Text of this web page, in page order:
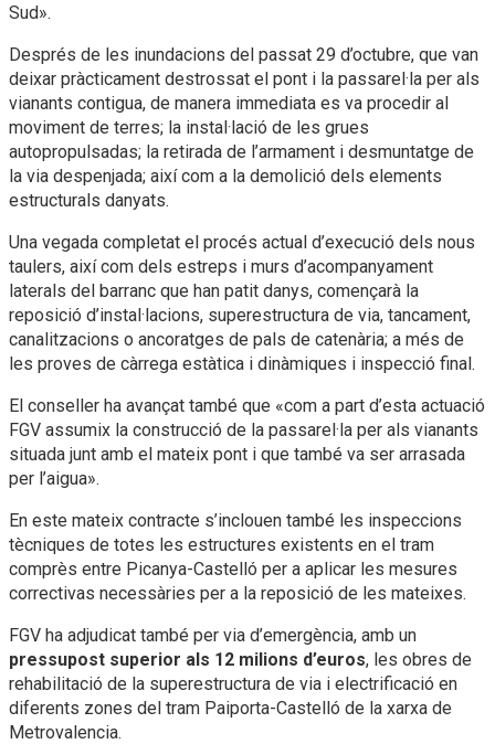
Sud».
Després de les inundacions del passat 29 d’octubre, que van
deixar pràcticament destrossat el pont i la passarel·la per als
vianants contigua, de manera immediata es va procedir al
moviment de terres; la instal·lació de les grues
autopropulsadas; la retirada de l’armament i desmuntatge de
la via despenjada; així com a la demolició dels elements
estructurals danyats.
Una vegada completat el procés actual d’execució dels nous
taulers, així com dels estreps i murs d’acompanyament
laterals del barranc que han patit danys, començarà la
reposició d’instal·lacions, superestructura de via, tancament,
canalitzacions o ancoratges de pals de catenària; a més de
les proves de càrrega estàtica i dinàmiques i inspecció final.
El conseller ha avançat també que «com a part d’esta actuació
FGV assumix la construcció de la passarel·la per als vianants
situada junt amb el mateix pont i que també va ser arrasada
per l’aigua».
En este mateix contracte s’inclouen també les inspeccions
tècniques de totes les estructures existents en el tram
comprès entre Picanya-Castelló per a aplicar les mesures
correctivas necessàries per a la reposició de les mateixes.
FGV ha adjudicat també per via d’emergència, amb un
pressupost superior als 12 milions d’euros, les obres de
rehabilitació de la superestructura de via i electrificació en
diferents zones del tram Paiporta-Castelló de la xarxa de
Metrovalencia.